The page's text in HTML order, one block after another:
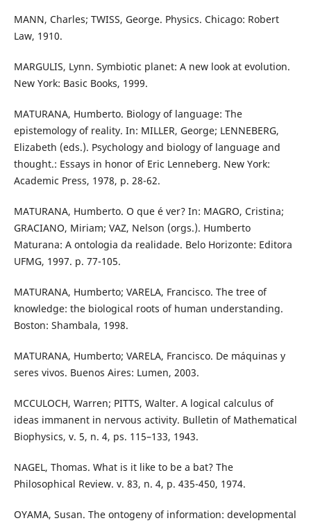
MANN, Charles; TWISS, George. Physics. Chicago: Robert
Law, 1910.
MARGULIS, Lynn. Symbiotic planet: A new look at evolution.
New York: Basic Books, 1999.
MATURANA, Humberto. Biology of language: The
epistemology of reality. In: MILLER, George; LENNEBERG,
Elizabeth (eds.). Psychology and biology of language and
thought.: Essays in honor of Eric Lenneberg. New York:
Academic Press, 1978, p. 28-62.
MATURANA, Humberto. O que é ver? In: MAGRO, Cristina;
GRACIANO, Miriam; VAZ, Nelson (orgs.). Humberto
Maturana: A ontologia da realidade. Belo Horizonte: Editora
UFMG, 1997. p. 77-105.
MATURANA, Humberto; VARELA, Francisco. The tree of
knowledge: the biological roots of human understanding.
Boston: Shambala, 1998.
MATURANA, Humberto; VARELA, Francisco. De máquinas y
seres vivos. Buenos Aires: Lumen, 2003.
MCCULOCH, Warren; PITTS, Walter. A logical calculus of
ideas immanent in nervous activity. Bulletin of Mathematical
Biophysics, v. 5, n. 4, ps. 115–133, 1943.
NAGEL, Thomas. What is it like to be a bat? The
Philosophical Review. v. 83, n. 4, p. 435-450, 1974.
OYAMA, Susan. The ontogeny of information: developmental